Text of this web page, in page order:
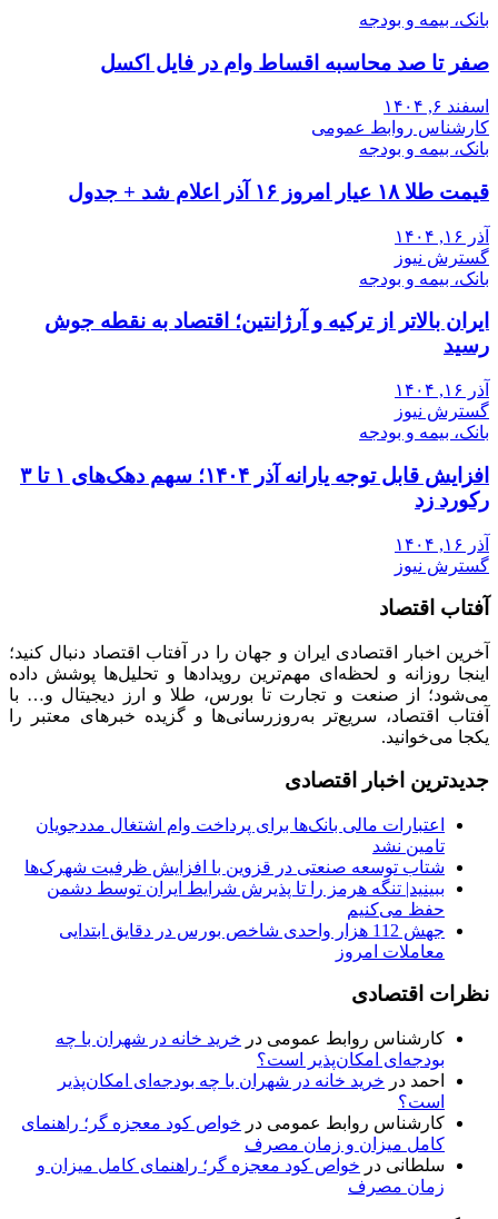
بانک، بیمه و بودجه
صفر تا صد محاسبه اقساط وام در فایل اکسل
اسفند ۶, ۱۴۰۴
کارشناس روابط عمومی
بانک، بیمه و بودجه
قیمت طلا ۱۸ عیار امروز ۱۶ آذر اعلام شد + جدول
آذر ۱۶, ۱۴۰۴
گسترش نیوز
بانک، بیمه و بودجه
ایران بالاتر از ترکیه و آرژانتین؛ اقتصاد به نقطه جوش
رسید
آذر ۱۶, ۱۴۰۴
گسترش نیوز
بانک، بیمه و بودجه
افزایش قابل توجه یارانه آذر ۱۴۰۴؛ سهم دهک‌های ۱ تا ۳
رکورد زد
آذر ۱۶, ۱۴۰۴
گسترش نیوز
آفتاب اقتصاد
آخرین اخبار اقتصادی ایران و جهان را در آفتاب اقتصاد دنبال کنید؛
اینجا روزانه و لحظه‌ای مهم‌ترین رویدادها و تحلیل‌ها پوشش داده
می‌شود؛ از صنعت و تجارت تا بورس، طلا و ارز دیجیتال و… با
آفتاب اقتصاد، سریع‌تر به‌روزرسانی‌ها و گزیده خبرهای معتبر را
یکجا می‌خوانید.
جدیدترین اخبار اقتصادی
اعتبارات مالی بانک‌ها برای پرداخت وام اشتغال مددجویان
تامین نشد
شتاب توسعه صنعتی در قزوین با افزایش ظرفیت شهرک‌ها
ببینید| تنگه هرمز را تا پذیرش شرایط ایران توسط دشمن
حفظ می‌کنیم
جهش 112 هزار واحدی شاخص بورس در دقایق ابتدایی
معاملات امروز
نظرات اقتصادی
کارشناس روابط عمومی در خرید خانه در شهران با چه
بودجه‌ای امکان‌پذیر است؟
احمد در خرید خانه در شهران با چه بودجه‌ای امکان‌پذیر
است؟
کارشناس روابط عمومی در خواص کود معجزه گر؛ راهنمای
کامل میزان و زمان مصرف
سلطانی در خواص کود معجزه گر؛ راهنمای کامل میزان و
زمان مصرف